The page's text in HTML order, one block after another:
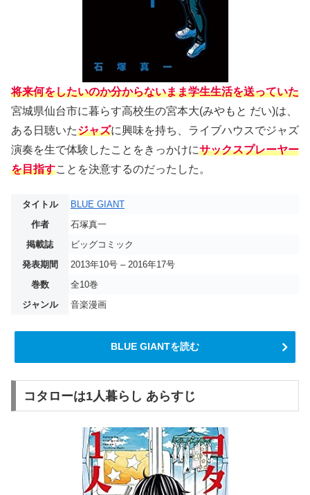
将来何をしたいのか分からないまま学生生活を送っていた
宮城県仙台市に暮らす高校生の宮本大(みやもと だい)は、
ある日聴いたジャズに興味を持ち、ライブハウスでジャズ
演奏を生で体験したことをきっかけにサックスプレーヤー
を目指すことを決意するのだったした。
タイトル
BLUE GIANT
作者
石塚真一
掲載誌
ビッグコミック
発表期間
2013年10号 – 2016年17号
巻数
全10巻
ジャンル
音楽漫画
BLUE GIANTを読む
コタローは1人暮らし あらすじ